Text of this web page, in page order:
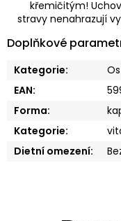
křemičitým!
stravy nenahrazují
Doplňkové
Kategorie:
EAN:
Forma:
Kategorie:
Dietní omezení: